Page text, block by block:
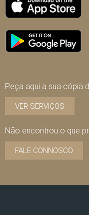
Peça aqui a sua cópia
VER SERVIÇOS
Não encontrou o que
FALE CONNOSCO